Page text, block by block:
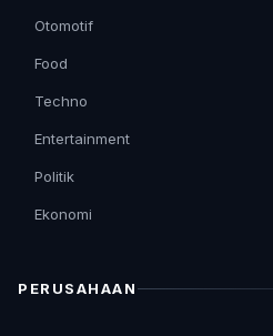
Otomotif
Food
Techno
Entertainment
Politik
Ekonomi
PERUSAHAAN